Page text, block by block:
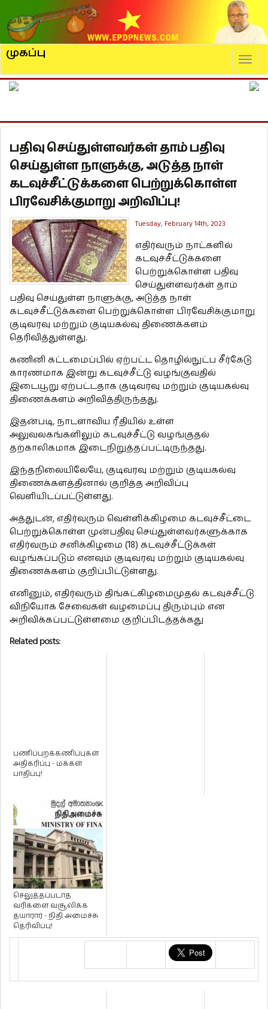
முகப்பு
பதிவு செய்துள்ளவர்கள் தாம் பதிவு
செய்துள்ள நாளுக்கு, அடுத்த நாள்
கடவுச்சீட்டுக்களை பெற்றுக்கொள்ள
பிரவேசிக்குமாறு அறிவிப்பு!
Tuesday, February 14th, 2023
எதிர்வரும் நாட்களில்
கடவுச்சீட்டுக்களை
பெற்றுக்கொள்ள பதிவு
செய்துள்ளவர்கள் தாம்
பதிவு செய்துள்ள நாளுக்கு, அடுத்த நாள்
கடவுச்சீட்டுக்களை பெற்றுக்கொள்ள பிரவேசிக்குமாறு
குடிவரவு மற்றும் குடியகல்வு திணைக்களம்
தெரிவித்துள்ளது.
கணினி கட்டமைப்பில் ஏற்பட்ட தொழில்நுட்ப சீர்கேடு
காரணமாக இன்று கடவுச்சீட்டு வழங்குவதில்
இடையூறு ஏற்பட்டதாக குடிவரவு மற்றும் குடியகல்வு
திணைக்களம் அறிவித்திருந்தது.
இதன்படி, நாடளாவிய ரீதியில் உள்ள
அலுவலகங்களிலும் கடவுச்சீட்டு வழங்குதல்
தற்காலிகமாக இடைநிறுத்தப்பட்டிருந்தது.
இந்தநிலையிலேயே, குடிவரவு மற்றும் குடியகல்வு
திணைக்களத்தினால் குறித்த அறிவிப்பு
வெளியிடப்பட்டுள்ளது.
அத்துடன், எதிர்வரும் வெள்ளிக்கிழமை கடவுச்சீட்டை
பெற்றுக்கொள்ள முன்பதிவு செய்துள்ளவர்களுக்காக
எதிர்வரும் சனிக்கிழமை (18) கடவுச்சீட்டுக்கள்
வழங்கப்படும் எனவும் குடிவரவு மற்றும் குடியகல்வு
திணைக்களம் குறிப்பிட்டுள்ளது.
எனினும், எதிர்வரும் திங்கட்கிழமைமுதல் கடவுச்சீட்டு
விநியோக சேவைகள் வழமைப்பு திரும்பும் என
அறிவிக்கப்பட்டுள்ளமை குறிப்பிடத்தக்கது
Related posts:
பணிப்புறக்கணிப்புகள்
அதிகரிப்பு - மக்கள்
பாதிப்பு!
செலுத்தப்படாத
வரிகளை வசூலிக்க
தயாரார் - நிதி அமைச்சு
தெரிவிப்பு!